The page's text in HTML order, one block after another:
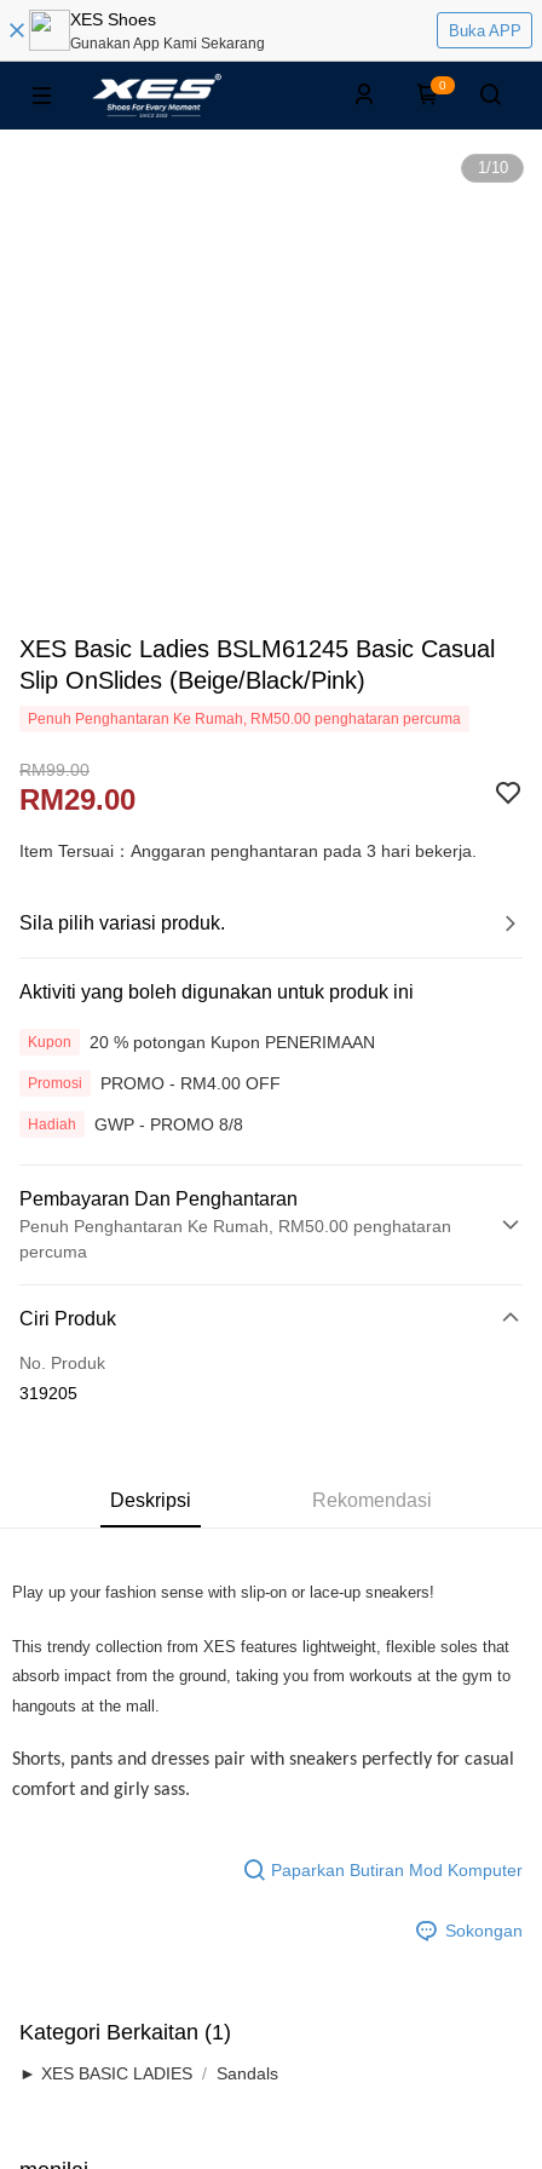
XES Shoes
Gunakan App Kami Sekarang
Buka APP
0
1/10
XES Basic Ladies BSLM61245 Basic Casual
Slip OnSlides (Beige/Black/Pink)
Penuh Penghantaran Ke Rumah, RM50.00 penghataran percuma
RM99.00
RM29.00
Item Tersuai：Anggaran penghantaran pada 3 hari bekerja.
Sila pilih variasi produk.
Aktiviti yang boleh digunakan untuk produk ini
Kupon 20 % potongan Kupon PENERIMAAN
Promosi PROMO - RM4.00 OFF
Hadiah GWP - PROMO 8/8
Pembayaran Dan Penghantaran
Penuh Penghantaran Ke Rumah, RM50.00 penghataran
percuma
Kad Kredit
Perbankan atas talian
Deskripsi
Pilihan Penghantaran
Rumah penghantaran
RM50.00 atau lebih
Ciri Produk
No. Produk
319205
Deskripsi Rekomendasi
Play up your fashion sense with slip-on or lace-up sneakers!
This trendy collection from XES features lightweight, flexible soles that
absorb impact from the ground, taking you from workouts at the gym to
hangouts at the mall.
Shorts, pants and dresses pair with sneakers perfectly for casual
comfort and girly sass.
Paparkan Butiran Mod Komputer
Sokongan
Kategori Berkaitan (1)
► XES BASIC LADIES Sandals